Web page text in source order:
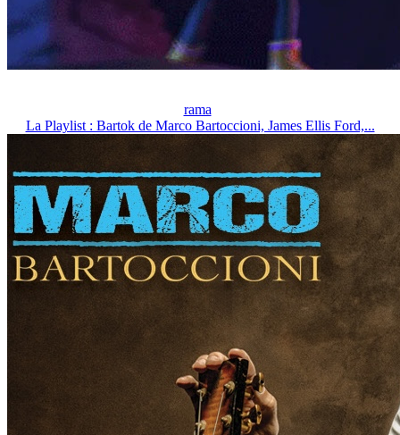
rama
La Playlist : Bartok de Marco Bartoccioni, James Ellis Ford,...